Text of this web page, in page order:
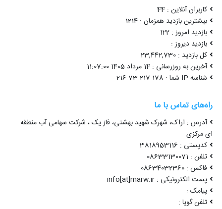
کاربران آنلاین : 44
بیشترین بازدید همزمان : 1214
بازدید امروز : 122
بازدید دیروز :
کل بازدید : 23,442,730
آخرین به روزرسانی : 14 مرداد 1405 11:07:00
شناسه IP شما : 216.73.217.178
راه‌های تماس با ما
آدرس : اراک، شهرک شهید بهشتی، فاز یک ، شرکت سهامی آب منطقه
ای مرکزی
کدپستی : 3818953116
تلفن : 08633130071
فاکس : 08634032360
پست الکترونیکی : info[at]marw.ir
پیامک :
تلفن گویا :